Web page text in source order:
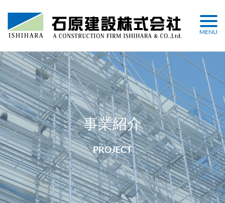
MENU
事業紹介
PROJECT